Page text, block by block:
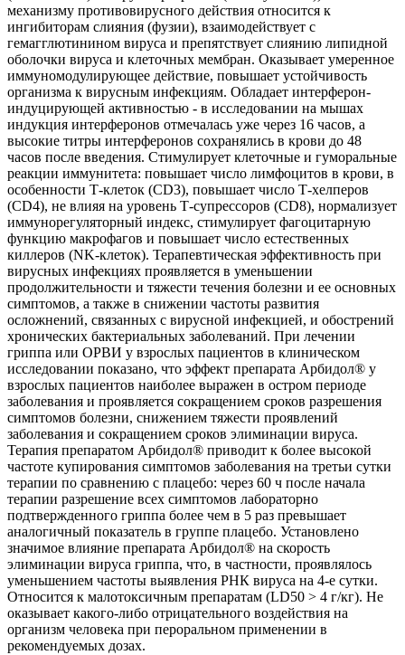
механизму противовирусного действия относится к
ингибиторам слияния (фузии), взаимодействует с
гемагглютинином вируса и препятствует слиянию липидной
оболочки вируса и клеточных мембран. Оказывает умеренное
иммуномодулирующее действие, повышает устойчивость
организма к вирусным инфекциям. Обладает интерферон-
индуцирующей активностью - в исследовании на мышах
индукция интерферонов отмечалась уже через 16 часов, а
высокие титры интерферонов сохранялись в крови до 48
часов после введения. Стимулирует клеточные и гуморальные
реакции иммунитета: повышает число лимфоцитов в крови, в
особенности Т-клеток (СD3), повышает число Т-хелперов
(CD4), не влияя на уровень Т-супрессоров (CD8), нормализует
иммунорегуляторный индекс, стимулирует фагоцитарную
функцию макрофагов и повышает число естественных
киллеров (NK-клеток). Терапевтическая эффективность при
вирусных инфекциях проявляется в уменьшении
продолжительности и тяжести течения болезни и ее основных
симптомов, а также в снижении частоты развития
осложнений, связанных с вирусной инфекцией, и обострений
хронических бактериальных заболеваний. При лечении
гриппа или ОРВИ у взрослых пациентов в клиническом
исследовании показано, что эффект препарата Арбидол® у
взрослых пациентов наиболее выражен в остром периоде
заболевания и проявляется сокращением сроков разрешения
симптомов болезни, снижением тяжести проявлений
заболевания и сокращением сроков элиминации вируса.
Терапия препаратом Арбидол® приводит к более высокой
частоте купирования симптомов заболевания на третьи сутки
терапии по сравнению с плацебо: через 60 ч после начала
терапии разрешение всех симптомов лабораторно
подтвержденного гриппа более чем в 5 раз превышает
аналогичный показатель в группе плацебо. Установлено
значимое влияние препарата Арбидол® на скорость
элиминации вируса гриппа, что, в частности, проявлялось
уменьшением частоты выявления РНК вируса на 4-е сутки.
Относится к малотоксичным препаратам (LD50 > 4 г/кг). Не
оказывает какого-либо отрицательного воздействия на
организм человека при пероральном применении в
рекомендуемых дозах.